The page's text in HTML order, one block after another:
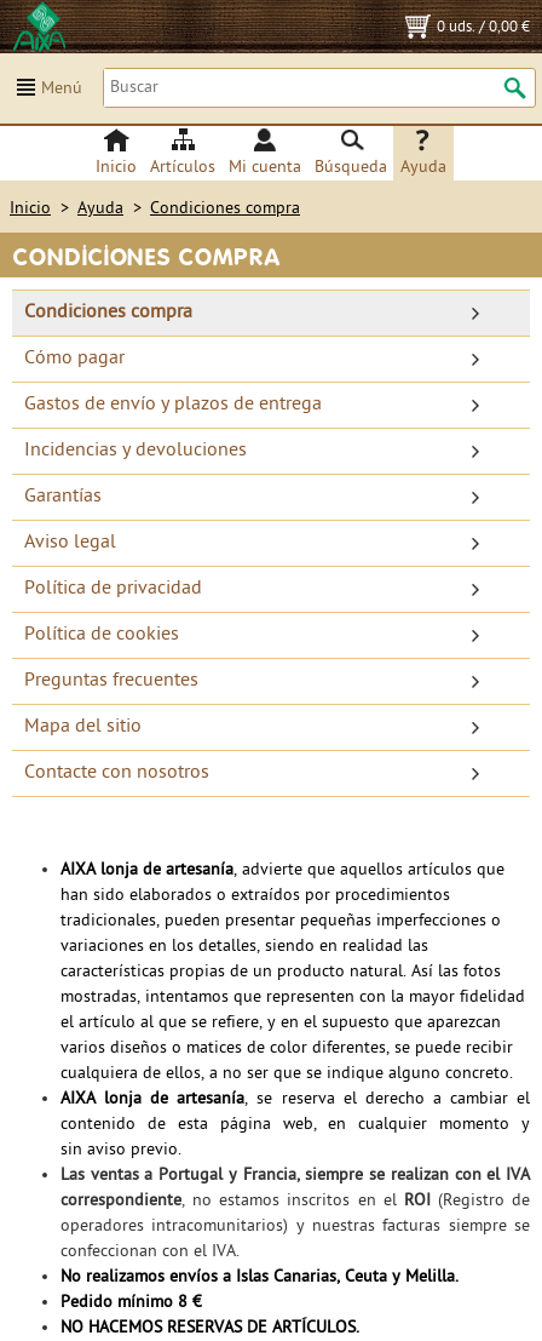
0 uds./0,00 €
Menú
Inicio Artículos Mi cuenta Búsqueda Ayuda
Inicio > Ayuda > Condiciones compra
CONDICIONES COMPRA
Condiciones compra
Cómo pagar
Gastos de envío y plazos de entrega
Incidencias y devoluciones
Garantías
Aviso legal
Política de privacidad
Política de cookies
Preguntas frecuentes
Mapa del sitio
Contacte con nosotros
AIXA lonja de artesanía, advierte que aquellos artículos que
han sido elaborados o extraídos por procedimientos
tradicionales, pueden presentar pequeñas imperfecciones o
variaciones en los detalles, siendo en realidad las
características propias de un producto natural. Así las fotos
mostradas, intentamos que representen con la mayor fidelidad
el artículo al que se refiere, y en el supuesto que aparezcan
varios diseños o matices de color diferentes, se puede recibir
cualquiera de ellos, a no ser que se indique alguno concreto.
AIXA lonja de artesanía, se reserva el derecho a cambiar el
contenido de esta página web, en cualquier momento y
sin aviso previo.
Las ventas a Portugal y Francia, siempre se realizan con el IVA
correspondiente, no estamos inscritos en el ROI(Registro de
operadores intracomunitarios) y nuestras facturas siempre se
confeccionan con el IVA.
No realizamos envíos a Islas Canarias, Ceuta y Melilla.
Pedido mínimo 8 €
NO HACEMOS RESERVAS DE ARTÍCULOS.